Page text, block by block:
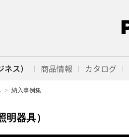
ス） 商品情報 カタログ
納入事例集
明器具）